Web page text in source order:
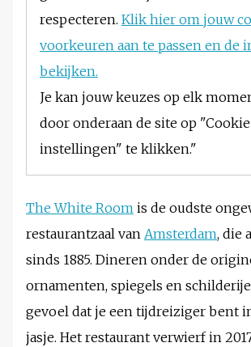
respecteren. Klik hier om jouw
voorkeuren aan te passen en de
bekijken.
Je kan jouw keuzes op elk
door onderaan de site op
instellingen" te klikken."
The White Room is de oudste
restaurantzaal van Amsterdam, die
sinds 1885. Dineren onder de
ornamenten, spiegels en
gevoel dat je een tijdreiziger bent
jasje. Het restaurant verwierf in